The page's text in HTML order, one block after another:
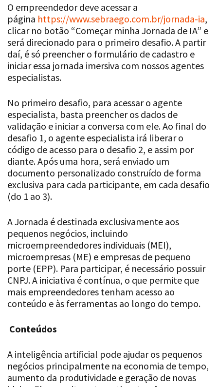
O empreendedor deve acessar a
página https://www.sebraego.com.br/jornada-ia,
clicar no botão “Começar minha Jornada de IA” e
será direcionado para o primeiro desafio. A partir
daí, é só preencher o formulário de cadastro e
iniciar essa jornada imersiva com nossos agentes
especialistas.
No primeiro desafio, para acessar o agente
especialista, basta preencher os dados de
validação e iniciar a conversa com ele. Ao final do
desafio 1, o agente especialista irá liberar o
código de acesso para o desafio 2, e assim por
diante. Após uma hora, será enviado um
documento personalizado construído de forma
exclusiva para cada participante, em cada desafio
(do 1 ao 3).
A Jornada é destinada exclusivamente aos
pequenos negócios, incluindo
microempreendedores individuais (MEI),
microempresas (ME) e empresas de pequeno
porte (EPP). Para participar, é necessário possuir
CNPJ. A iniciativa é contínua, o que permite que
mais empreendedores tenham acesso ao
conteúdo e às ferramentas ao longo do tempo.
Conteúdos
A inteligência artificial pode ajudar os pequenos
negócios principalmente na economia de tempo,
aumento da produtividade e geração de novas